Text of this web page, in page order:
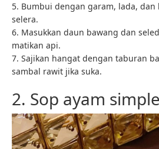
5. Bumbui dengan garam, lada, dan
selera.
6. Masukkan daun bawang dan
matikan api.
7. Sajikan hangat dengan taburan
sambal rawit jika suka.
2. Sop ayam simple